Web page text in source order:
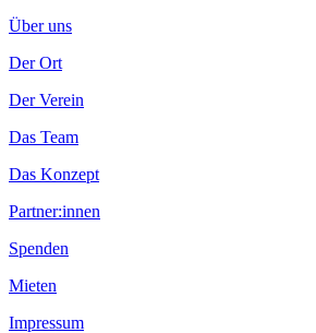
Über uns
Der Ort
Der Verein
Das Team
Das Konzept
Partner:innen
Spenden
Mieten
Impressum